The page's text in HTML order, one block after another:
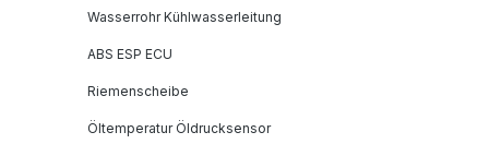
Wasserrohr Kühlwasserleitung
ABS ESP ECU
Riemenscheibe
Öltemperatur Öldrucksensor